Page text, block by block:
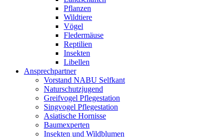
Pflanzen
Wildtiere
Vögel
Fledermäuse
Reptilien
Insekten
Libellen
Ansprechpartner
Vorstand NABU Selfkant
Naturschutzjugend
Greifvogel Pflegestation
Singvogel Pflegestation
Asiatische Hornisse
Baumexperten
Insekten und Wildblumen